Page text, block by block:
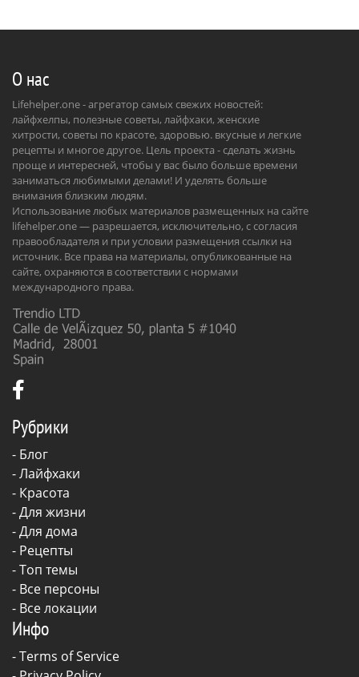
О нас
Lifehelper.one - агрегатор самых свежих новостей:
лайфхелпы, полезные советы, лайфхаки, женские
хитрости, советы по красоте, здоровью. вкусные и легкие
рецепты и многое другое. Цель проекта - сделать жизнь
проще и интересней, чтобы у вас было больше времени
заниматься любимыми делами! И уделять больше
внимания близким людям.
Использование любых материалов размещенных на сайте
lifehelper.one — разрешается, исключительно, с согласия
правообладателя и при условии размещения ссылки на
источник. Все права на материалы, опубликованные на
сайте, охраняются в соответствии с нормами
международного права.
Рубрики
- Блог
-Лайфхаки
- Красота
-Для жизни
-Для дома
- Рецепты
- Топ темы
- Все персоны
- Все локации
Инфо
-Terms of Service